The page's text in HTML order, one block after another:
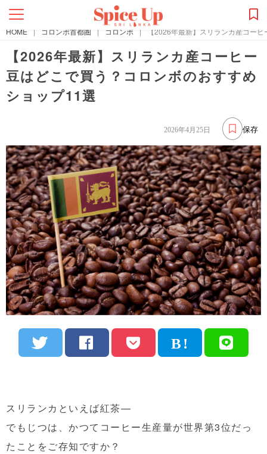
HOME | コロンボ首都圏 | コロンボ | 【2026年最新】スリランカ産コー
【2026年最新】スリランカ産コーヒー
豆はどこで買う？コロンボのおすすめ
ショップ11選
保存
2026年4月25日
スリランカといえば紅茶—
でもじつは、かつてコーヒー生産量が世界第3位だっ
たことをご存知ですか？